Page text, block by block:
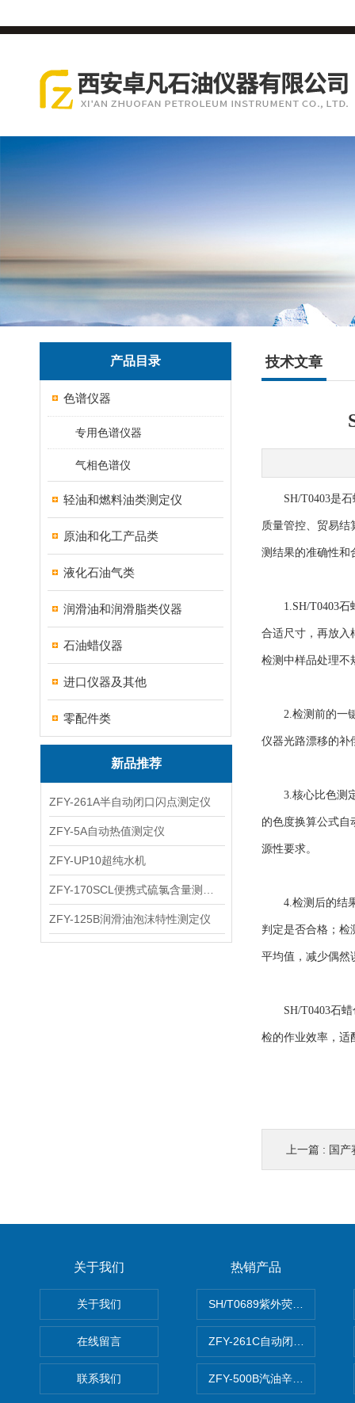
产品目录
色谱仪器
专用色谱仪器
气相色谱仪
轻油和燃料油类测定仪
原油和化工产品类
液化石油气类
润滑油和润滑脂类仪器
石油蜡仪器
进口仪器及其他
零配件类
新品推荐
ZFY-261A半自动闭口闪点测定仪
ZFY-5A自动热值测定仪
ZFY-UP10超纯水机
ZFY-125B润滑油泡沫特性测定仪
技术文章
SH/T0403是石
质量管控、贸易结
测结果的准确性和
1.SH/T0403
合适尺寸，再放入
检测中样品处理不
2.检测前的一键
仪器光路漂移的补
3.核心比色测定
的色度换算公式自
源性要求。
4.检测后的结果
判定是否合格；检
平均值，减少偶然
SH/T0403石蜡
检的作业效率，适
上一篇 : 国产
关于我们
关于我们
在线留言
联系我们
热销产品
SH/T0689紫外荧光测硫仪
ZFY-261C自动闭口闪点测定
ZFY-500B汽油辛烷值测定仪